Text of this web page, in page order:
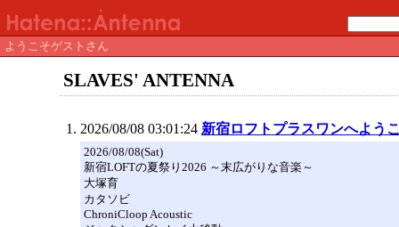
ようこそゲストさん
SLAVES' ANTENNA
2026/08/08 03:01:24 新宿ロフトプラスワンへよう
2026/08/08(Sat)
新宿LOFTの夏祭り2026 ～末広がりな音楽～
大塚育
カタソビ
ChroniCloop Acoustic